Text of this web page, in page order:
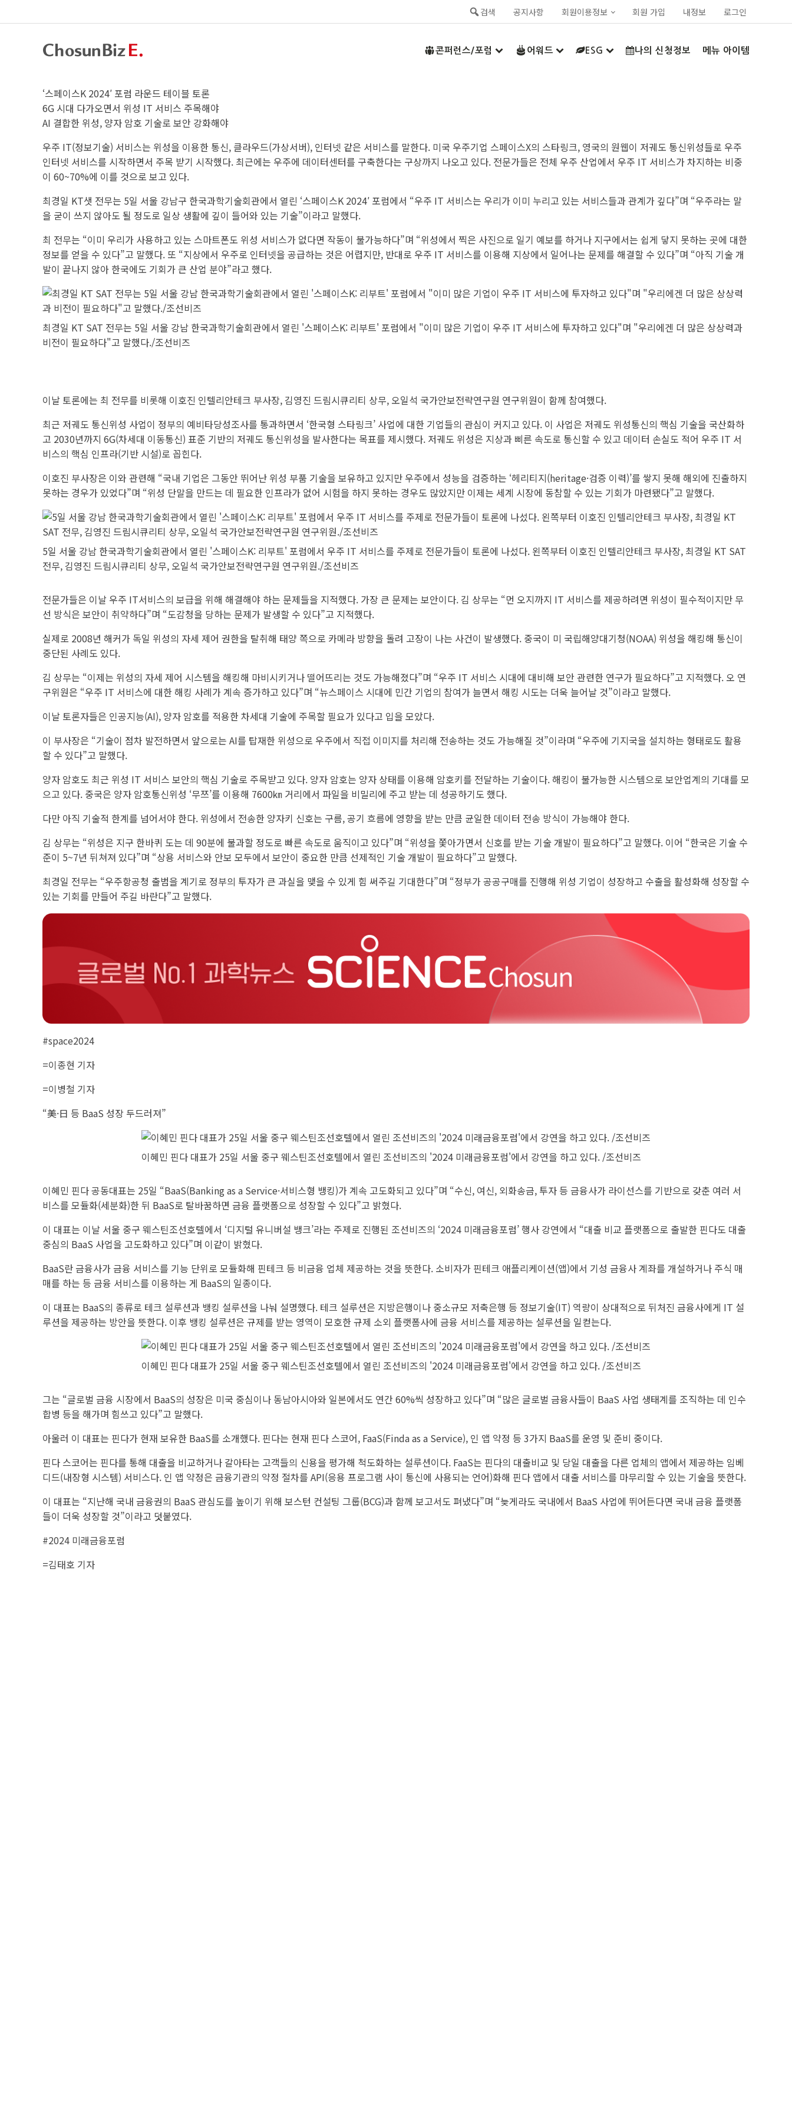
검색 공지사항 회원이용정보 회원 가입 내정보 로그인
콘퍼런스/포럼 어워드 ESG 나의 신청정보 메뉴 아이템
‘스페이스K 2024′ 포럼 라운드 테이블 토론
6G 시대 다가오면서 위성 IT 서비스 주목해야
AI 결합한 위성, 양자 암호 기술로 보안 강화해야
우주 IT(정보기술) 서비스는 위성을 이용한 통신, 클라우드(가상서버), 인터넷 같은 서비스를 말한다. 미국 우주기업 스페이스X의 스타링크, 영국의 원웹이 저궤도 통신위성들로 우주
인터넷 서비스를 시작하면서 주목 받기 시작했다. 최근에는 우주에 데이터센터를 구축한다는 구상까지 나오고 있다. 전문가들은 전체 우주 산업에서 우주 IT 서비스가 차지하는 비중
이 60~70%에 이를 것으로 보고 있다.
최경일 KT샛 전무는 5일 서울 강남구 한국과학기술회관에서 열린 ‘스페이스K 2024′ 포럼에서 “우주 IT 서비스는 우리가 이미 누리고 있는 서비스들과 관계가 깊다”며 “우주라는 말
을 굳이 쓰지 않아도 될 정도로 일상 생활에 깊이 들어와 있는 기술”이라고 말했다.
최 전무는 “이미 우리가 사용하고 있는 스마트폰도 위성 서비스가 없다면 작동이 불가능하다”며 “위성에서 찍은 사진으로 일기 예보를 하거나 지구에서는 쉽게 닿지 못하는 곳에 대한
정보를 얻을 수 있다”고 말했다. 또 “지상에서 우주로 인터넷을 공급하는 것은 어렵지만, 반대로 우주 IT 서비스를 이용해 지상에서 일어나는 문제를 해결할 수 있다”며 “아직 기술 개
발이 끝나지 않아 한국에도 기회가 큰 산업 분야”라고 했다.
최경일 KT SAT 전무는 5일 서울 강남 한국과학기술회관에서 열린 '스페이스K: 리부트' 포럼에서 "이미 많은 기업이 우주 IT 서비스에 투자하고 있다"며 "우리에겐 더 많은 상상력과
비전이 필요하다"고 말했다./조선비즈
이날 토론에는 최 전무를 비롯해 이호진 인텔리안테크 부사장, 김영진 드림시큐리티 상무, 오일석 국가안보전략연구원 연구위원이 함께 참여했다.
최근 저궤도 통신위성 사업이 정부의 예비타당성조사를 통과하면서 ‘한국형 스타링크’ 사업에 대한 기업들의 관심이 커지고 있다. 이 사업은 저궤도 위성통신의 핵심 기술을 국산화하
고 2030년까지 6G(차세대 이동통신) 표준 기반의 저궤도 통신위성을 발사한다는 목표를 제시했다. 저궤도 위성은 지상과 삐른 속도로 통신할 수 있고 데이터 손실도 적어 우주 IT 서
비스의 핵심 인프라(기반 시설)로 꼽힌다.
이호진 부사장은 이와 관련해 “국내 기업은 그동안 뛰어난 위성 부품 기술을 보유하고 있지만 우주에서 성능을 검증하는 ‘헤리티지(heritage·검증 이력)’를 쌓지 못해 해외에 진출하지
못하는 경우가 있었다”며 “위성 단말을 만드는 데 필요한 인프라가 없어 시험을 하지 못하는 경우도 많았지만 이제는 세계 시장에 동참할 수 있는 기회가 마련됐다”고 말했다.
5일 서울 강남 한국과학기술회관에서 열린 '스페이스K: 리부트' 포럼에서 우주 IT 서비스를 주제로 전문가들이 토론에 나섰다. 왼쪽부터 이호진 인텔리안테크 부사장, 최경일 KT SAT
전무, 김영진 드림시큐리티 상무, 오일석 국가안보전략연구원 연구위원./조선비즈
전문가들은 이날 우주 IT서비스의 보급을 위해 해결해야 하는 문제들을 지적했다. 가장 큰 문제는 보안이다. 김 상무는 “먼 오지까지 IT 서비스를 제공하려면 위성이 필수적이지만 무
선 방식은 보안이 취약하다”며 “도감청을 당하는 문제가 발생할 수 있다”고 지적했다.
실제로 2008년 해커가 독일 위성의 자세 제어 권한을 탈취해 태양 쪽으로 카메라 방향을 돌려 고장이 나는 사건이 발생했다. 중국이 미 국립해양대기청(NOAA) 위성을 해킹해 통신이
중단된 사례도 있다.
김 상무는 “이제는 위성의 자세 제어 시스템을 해킹해 마비시키거나 떨어뜨리는 것도 가능해졌다”며 “우주 IT 서비스 시대에 대비해 보안 관련한 연구가 필요하다”고 지적했다. 오 연
구위원은 “우주 IT 서비스에 대한 해킹 사례가 계속 증가하고 있다”며 “뉴스페이스 시대에 민간 기업의 참여가 늘면서 해킹 시도는 더욱 늘어날 것”이라고 말했다.
이날 토론자들은 인공지능(AI), 양자 암호를 적용한 차세대 기술에 주목할 필요가 있다고 입을 모았다.
이 부사장은 “기술이 점차 발전하면서 앞으로는 AI를 탑재한 위성으로 우주에서 직접 이미지를 처리해 전송하는 것도 가능해질 것”이라며 “우주에 기지국을 설치하는 형태로도 활용
할 수 있다”고 말했다.
양자 암호도 최근 위성 IT 서비스 보안의 핵심 기술로 주목받고 있다. 양자 암호는 양자 상태를 이용해 암호키를 전달하는 기술이다. 해킹이 불가능한 시스템으로 보안업계의 기대를 모
으고 있다. 중국은 양자 암호통신위성 ‘무쯔’를 이용해 7600㎞ 거리에서 파일을 비밀리에 주고 받는 데 성공하기도 했다.
다만 아직 기술적 한계를 넘어서야 한다. 위성에서 전송한 양자키 신호는 구름, 공기 흐름에 영향을 받는 만큼 균일한 데이터 전송 방식이 가능해야 한다.
김 상무는 “위성은 지구 한바퀴 도는 데 90분에 불과할 정도로 빠른 속도로 움직이고 있다”며 “위성을 쫓아가면서 신호를 받는 기술 개발이 필요하다”고 말했다. 이어 “한국은 기술 수
준이 5~7년 뒤쳐져 있다”며 “상용 서비스와 안보 모두에서 보안이 중요한 만큼 선제적인 기술 개발이 필요하다”고 말했다.
최경일 전무는 “우주항공청 출범을 계기로 정부의 투자가 큰 과실을 맺을 수 있게 힘 써주길 기대한다”며 “정부가 공공구매를 진행해 위성 기업이 성장하고 수출을 활성화해 성장할 수
있는 기회를 만들어 주길 바란다”고 말했다.
#space2024
=이종현 기자
=이병철 기자
“美·日 등 BaaS 성장 두드러져”
이혜민 핀다 대표가 25일 서울 중구 웨스틴조선호텔에서 열린 조선비즈의 '2024 미래금융포럼'에서 강연을 하고 있다. /조선비즈
이혜민 핀다 공동대표는 25일 “BaaS(Banking as a Service·서비스형 뱅킹)가 계속 고도화되고 있다”며 “수신, 여신, 외화송금, 투자 등 금융사가 라이선스를 기반으로 갖춘 여러 서
비스를 모듈화(세분화)한 뒤 BaaS로 탈바꿈하면 금융 플랫폼으로 성장할 수 있다”고 밝혔다.
이 대표는 이날 서울 중구 웨스틴조선호텔에서 ‘디지털 유니버설 뱅크’라는 주제로 진행된 조선비즈의 ‘2024 미래금융포럼’ 행사 강연에서 “대출 비교 플랫폼으로 출발한 핀다도 대출
중심의 BaaS 사업을 고도화하고 있다”며 이같이 밝혔다.
BaaS란 금융사가 금융 서비스를 기능 단위로 모듈화해 핀테크 등 비금융 업체 제공하는 것을 뜻한다. 소비자가 핀테크 애플리케이션(앱)에서 기성 금융사 계좌를 개설하거나 주식 매
매를 하는 등 금융 서비스를 이용하는 게 BaaS의 일종이다.
이 대표는 BaaS의 종류로 테크 설루션과 뱅킹 설루션을 나눠 설명했다. 테크 설루션은 지방은행이나 중소규모 저축은행 등 정보기술(IT) 역량이 상대적으로 뒤처진 금융사에게 IT 설
루션을 제공하는 방안을 뜻한다. 이후 뱅킹 설루션은 규제를 받는 영역이 모호한 규제 소외 플랫폼사에 금융 서비스를 제공하는 설루션을 일컫는다.
이혜민 핀다 대표가 25일 서울 중구 웨스틴조선호텔에서 열린 조선비즈의 '2024 미래금융포럼'에서 강연을 하고 있다. /조선비즈
그는 “글로벌 금융 시장에서 BaaS의 성장은 미국 중심이나 동남아시아와 일본에서도 연간 60%씩 성장하고 있다”며 “많은 글로벌 금융사들이 BaaS 사업 생태계를 조직하는 데 인수
합병 등을 해가며 힘쓰고 있다”고 말했다.
아울러 이 대표는 핀다가 현재 보유한 BaaS를 소개했다. 핀다는 현재 핀다 스코어, FaaS(Finda as a Service), 인 앱 약정 등 3가지 BaaS를 운영 및 준비 중이다.
핀다 스코어는 핀다를 통해 대출을 비교하거나 갈아타는 고객들의 신용을 평가해 척도화하는 설루션이다. FaaS는 핀다의 대출비교 및 당일 대출을 다른 업체의 앱에서 제공하는 임베
디드(내장형 시스템) 서비스다. 인 앱 약정은 금융기관의 약정 절차를 API(응용 프로그램 사이 통신에 사용되는 언어)화해 핀다 앱에서 대출 서비스를 마무리할 수 있는 기술을 뜻한다.
이 대표는 “지난해 국내 금융권의 BaaS 관심도를 높이기 위해 보스턴 컨설팅 그룹(BCG)과 함께 보고서도 펴냈다”며 “늦게라도 국내에서 BaaS 사업에 뛰어든다면 국내 금융 플랫폼
들이 더욱 성장할 것”이라고 덧붙였다.
#2024 미래금융포럼
=김태호 기자